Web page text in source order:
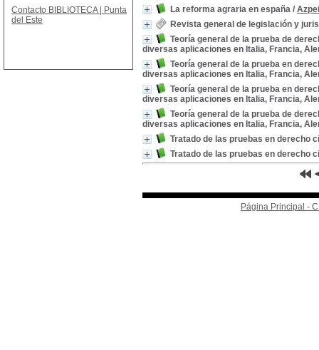
La reforma agraria en españa /
Revista general de legislación y
Teoría general de la prueba de
diversas aplicaciones en Italia, Francia,
Teoría general de la prueba en
diversas aplicaciones en Italia, Francia,
Teoría general de la prueba en
diversas aplicaciones en Italia, Francia,
Teoría general de la prueba de
diversas aplicaciones en Italia, Francia,
Tratado de las pruebas en derecho
Tratado de las pruebas en derecho
Página Principal -
Contacto BIBLIOTECA | Punta
del Este